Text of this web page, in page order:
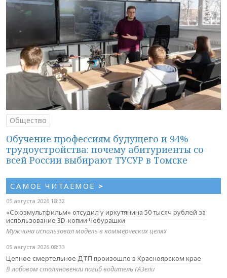
Общество
Обучение профессиям будущего и 94%
трудоустройства: почему абитуриенты со
всей России выбирают ТУСУР в Томске
САМОЕ ЧИТАЕМОЕ >
05 августа 2026 18:32
«Союзмультфильм» отсудил у иркутянина 50 тысяч рублей за
использование 3D-копии Чебурашки
Мужчина использовал модель в коммерческих целях
05 августа 2026 08:33
Цепное смертельное ДТП произошло в Красноярском крае
В лобовом столкновении погиб водитель ГАЗели